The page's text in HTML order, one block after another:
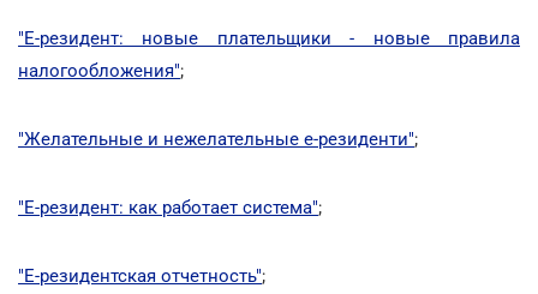
"Е-резидент: новые плательщики - новые правила
налогообложения";
"Желательные и нежелательные е-резиденти";
"Е-резидент: как работает система";
"Е-резидентская отчетность";